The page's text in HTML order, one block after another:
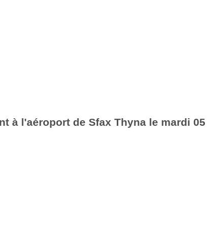
à l'aéroport de Sfax Thyna le mardi 05